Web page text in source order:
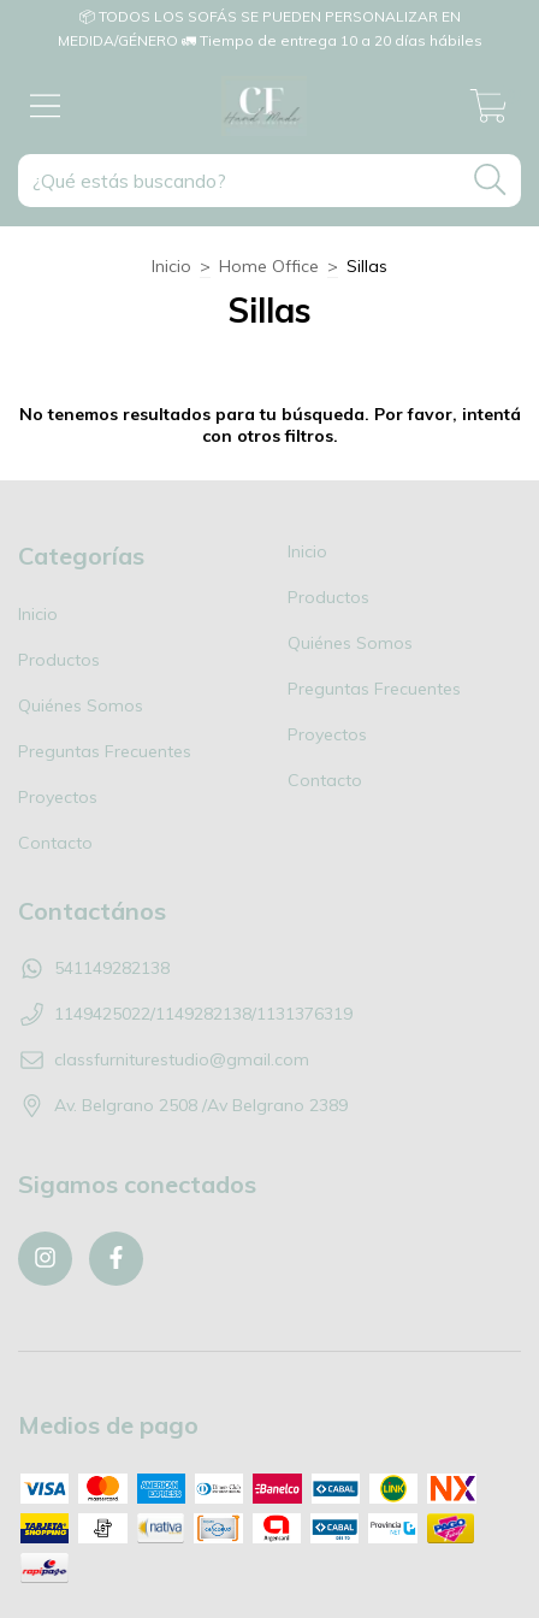
📦 TODOS LOS SOFÁS SE PUEDEN PERSONALIZAR EN
MEDIDA/GÉNERO 🚛 Tiempo de entrega 10 a 20 días hábiles
Inicio > Home Office > Sillas
Sillas
No tenemos resultados para tu búsqueda. Por favor, intentá
con otros filtros.
Categorías
Inicio
Productos
Quiénes Somos
Preguntas Frecuentes
Proyectos
Contacto
Inicio
Productos
Quiénes Somos
Preguntas Frecuentes
Proyectos
Contacto
Contactános
541149282138
1149425022/1149282138/1131376319
classfurniturestudio@gmail.com
Av. Belgrano 2508 /Av Belgrano 2389
Sigamos conectados
Medios de pago